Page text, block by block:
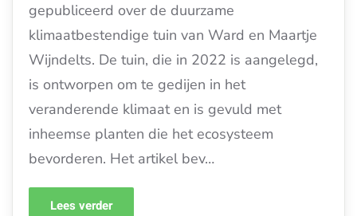
gepubliceerd over de duurzame
klimaatbestendige tuin van Ward en Maartje
Wijndelts. De tuin, die in 2022 is aangelegd,
is ontworpen om te gedijen in het
veranderende klimaat en is gevuld met
inheemse planten die het ecosysteem
bevorderen. Het artikel bev…
Lees verder